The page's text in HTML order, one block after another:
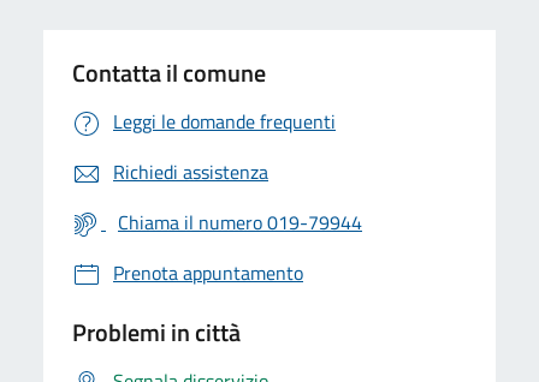
Contatta il comune
Leggi le domande frequenti
Richiedi assistenza
Chiama il numero 019-79944
Prenota appuntamento
Problemi in città